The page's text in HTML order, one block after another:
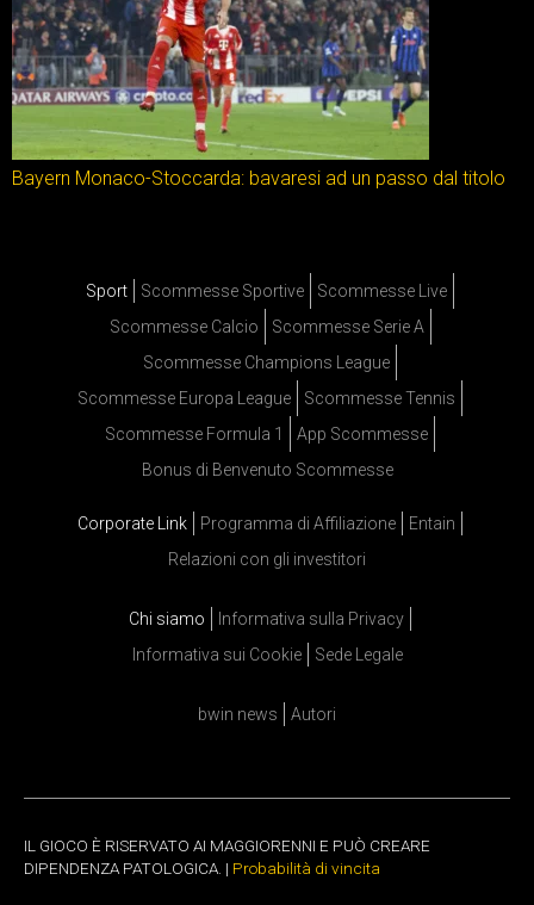
Bayern Monaco-Stoccarda: bavaresi ad un passo dal titolo
Sport Scommesse Sportive
Scommesse Live
Scommesse Calcio
Scommesse Serie A
Scommesse Champions League
Scommesse Europa League
Scommesse Tennis
Scommesse Formula 1
App Scommesse
Bonus di Benvenuto Scommesse
Corporate Link Programma di Affiliazione
Entain
Relazioni con gli investitori
Chi siamo
Informativa sulla Privacy
Informativa sui Cookie
Sede Legale
bwin news Autori
IL GIOCO È RISERVATO AI MAGGIORENNI E PUÒ CREARE
DIPENDENZA PATOLOGICA. | Probabilità di vincita